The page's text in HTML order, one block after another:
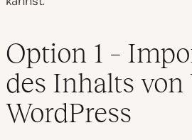
Option 1 –
des Inhalts
WordPress